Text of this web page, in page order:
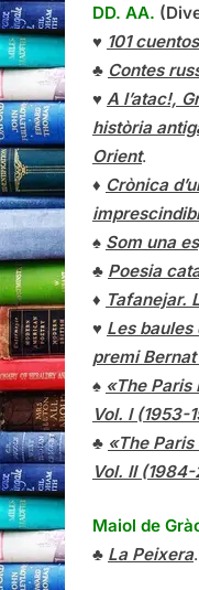
DD. AA.
♥ 101
♣ Contes
♥ A l’atac!,
història
Orient.
♦ Crònica
♠ Som una
♣ Poesia
♦ Tafanejar.
♥ Les
premi
♠ «The Paris
Vol. I (1953-
♣ «The
Vol. II (1984-
Maiol de
♣ La Peixera.